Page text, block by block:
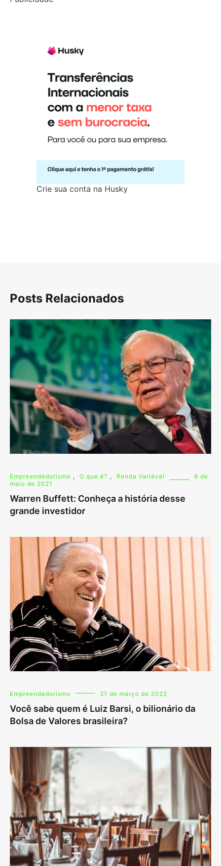
Crie sua conta na Husky
Posts Relacionados
Empreendedorismo , O que é? , Renda Variável
6 de
maio de 2021
Warren Buffett: Conheça a história desse
grande investidor
Empreendedorismo 21 de março de 2022
Você sabe quem é Luiz Barsi, o bilionário da
Bolsa de Valores brasileira?